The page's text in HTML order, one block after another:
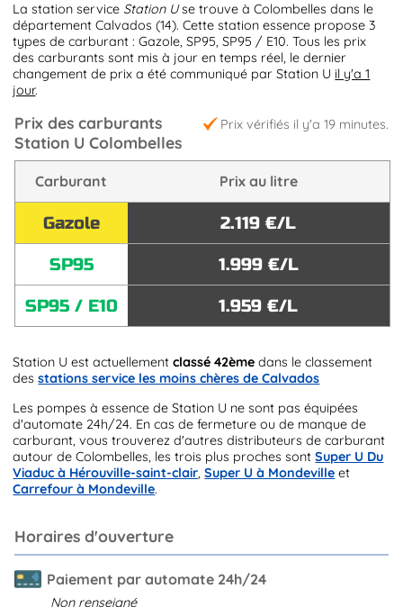
La station service Station Use trouve à Colombelles dans le
département Calvados (14). Cette station essence propose 3
types de carburant : Gazole, SP95, SP95 / E10. Tous les prix
des carburants sont mis à jour en temps réel, le dernier
changement de prix a été communiqué par Station U il y'a 1
jour.
Prix vérifiés il y'a 19 minutes.
Prix des carburants
Station U Colombelles
Carburant Prix au litre
Gazole
2.119 €/L
SP95
1.999 €/L
SP95 / E10
1.959 €/L
Station U est actuellementclassé 42ème dans le classement
desstations service les moins chères de Calvados
Les pompes à essence de Station U ne sont pas équipées
d'automate 24h/24. En cas de fermeture ou de manque de
carburant, vous trouverez d'autres distributeurs de carburant
autour de Colombelles, les trois plus proches sontSuper U Du
Viaduc à Hérouville-saint-clair,Super U à Mondeville et
Carrefour à Mondeville.
Horaires d'ouverture
Paiement par automate 24h/24
Non renseigné